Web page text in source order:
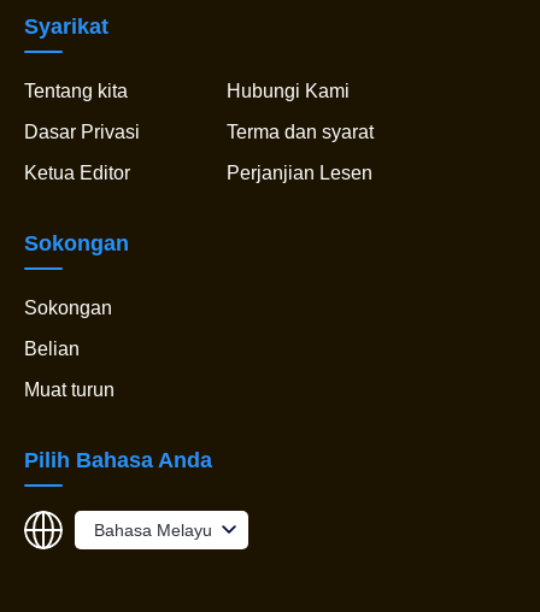
Syarikat
Tentang kita
Hubungi Kami
Dasar Privasi
Terma dan syarat
Ketua Editor
Perjanjian Lesen
Sokongan
Sokongan
Belian
Muat turun
Pilih Bahasa Anda
Bahasa Melayu